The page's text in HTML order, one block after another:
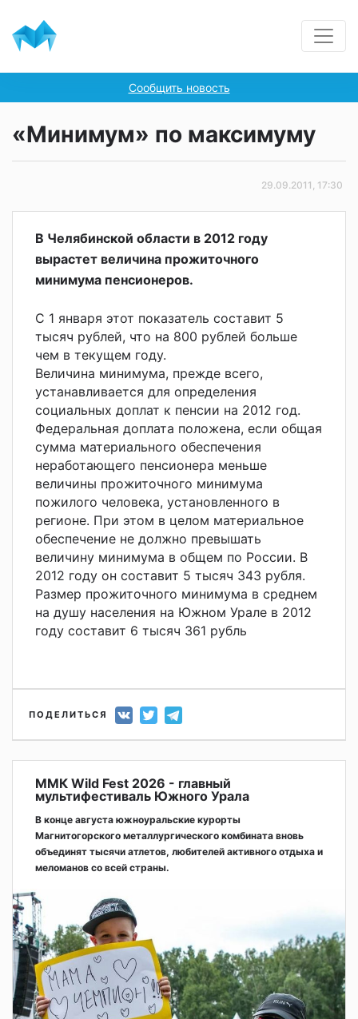
Сообщить новость
«Минимум» по максимуму
29.09.2011, 17:30
В Челябинской области в 2012 году
вырастет величина прожиточного
минимума пенсионеров.
С 1 января этот показатель составит 5
тысяч рублей, что на 800 рублей больше
чем в текущем году.
Величина минимума, прежде всего,
устанавливается для определения
социальных доплат к пенсии на 2012 год.
Федеральная доплата положена, если общая
сумма материального обеспечения
неработающего пенсионера меньше
величины прожиточного минимума
пожилого человека, установленного в
регионе. При этом в целом материальное
обеспечение не должно превышать
величину минимума в общем по России. В
2012 году он составит 5 тысяч 343 рубля.
Размер прожиточного минимума в среднем
на душу населения на Южном Урале в 2012
году составит 6 тысяч 361 рубль
ПОДЕЛИТЬСЯ
ММК Wild Fest 2026 - главный
мультифестиваль Южного Урала
В конце августа южноуральские курорты
Магнитогорского металлургического комбината вновь
объединят тысячи атлетов, любителей активного отдыха и
меломанов со всей страны.